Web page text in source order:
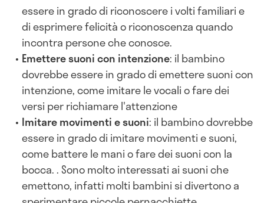
essere in grado di riconoscere i volti familiari e
di esprimere felicità o riconoscenza quando
incontra persone che conosce.
Emettere suoni con intenzione: il bambino
dovrebbe essere in grado di emettere suoni con
intenzione, come imitare le vocali o fare dei
versi per richiamare l'attenzione
Imitare movimenti e suoni: il bambino dovrebbe
essere in grado di imitare movimenti e suoni,
come battere le mani o fare dei suoni con la
bocca. . Sono molto interessati ai suoni che
emettono, infatti molti bambini si divertono a